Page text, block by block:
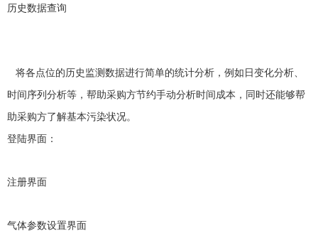
历史数据查询
将各点位的历史监测数据进行简单的统计分析，例如日变化分析、
时间序列分析等，帮助采购方节约手动分析时间成本，同时还能够帮
助采购方了解基本污染状况。
登陆界面 ：
注册界面
气体参数设置界面